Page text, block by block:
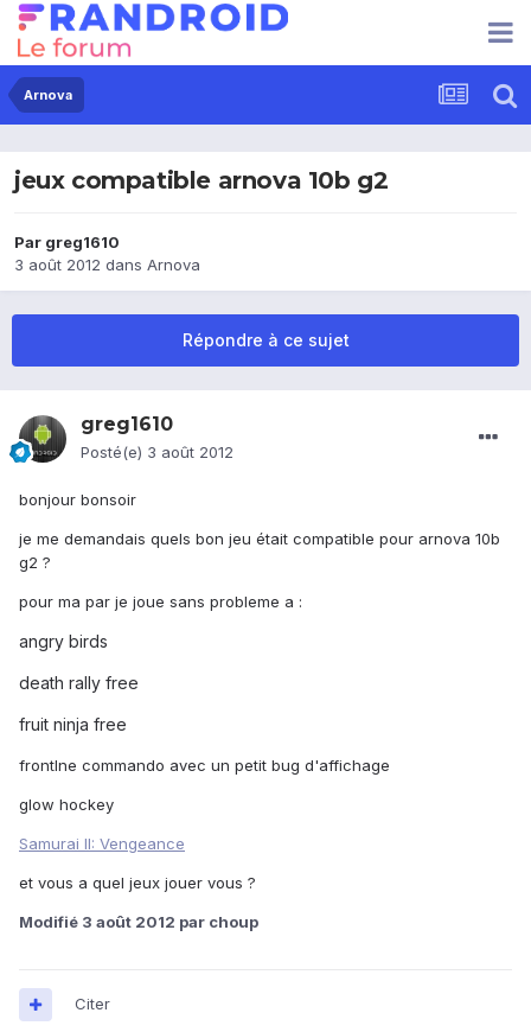
Arnova
jeux compatible arnova 10b g2
Par greg1610
3 août 2012 dans Arnova
Répondre à ce sujet
greg1610
Posté(e) 3 août 2012
bonjour bonsoir
je me demandais quels bon jeu était compatible pour arnova 10b
g2 ?
pour ma par je joue sans probleme a :
angry birds
death rally free
fruit ninja free
frontlne commando avec un petit bug d'affichage
glow hockey
Samurai II: Vengeance
et vous a quel jeux jouer vous ?
Modifié 3 août 2012 par choup
Citer